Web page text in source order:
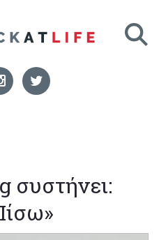
συστήνει: